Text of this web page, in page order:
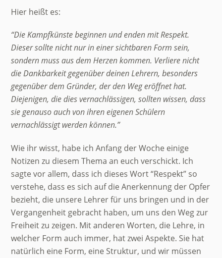
Hier heißt es:
“Die Kampfkünste beginnen und enden mit Respekt.
Dieser sollte nicht nur in einer sichtbaren Form sein,
sondern muss aus dem Herzen kommen. Verliere nicht
die Dankbarkeit gegenüber deinen Lehrern, besonders
gegenüber dem Gründer, der den Weg eröffnet hat.
Diejenigen, die dies vernachlässigen, sollten wissen, dass
sie genauso auch von ihren eigenen Schülern
vernachlässigt werden können.”
Wie ihr wisst, habe ich Anfang der Woche einige
Notizen zu diesem Thema an euch verschickt. Ich
sagte vor allem, dass ich dieses Wort “Respekt” so
verstehe, dass es sich auf die Anerkennung der Opfer
bezieht, die unsere Lehrer für uns bringen und in der
Vergangenheit gebracht haben, um uns den Weg zur
Freiheit zu zeigen. Mit anderen Worten, die Lehre, in
welcher Form auch immer, hat zwei Aspekte. Sie hat
natürlich eine Form, eine Struktur, und wir müssen